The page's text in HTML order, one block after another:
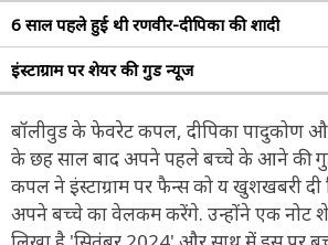
6 साल पहले हुई थी रणवीर-दीपिका की शादी
इंस्टाग्राम पर शेयर की गुड न्यूज
बॉलीवुड के फेवरेट कपल, दीपिका पादुकोण
के छह साल बाद अपने पहले बच्चे के आने की
कपल ने इंस्टाग्राम पर फैन्स को य खुशखबरी
अपने बच्चे का वेलकम करेंगे. उन्होंने एक नोट